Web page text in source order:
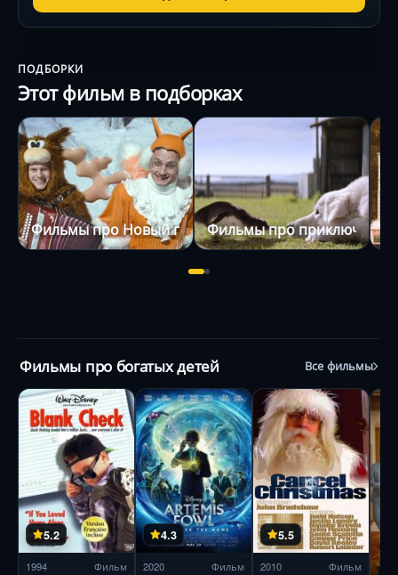
ПОДБОРКИ
Этот фильм в подборках
Фильмы про Новый год и РождествоФильмы про приключения
Фильмы про богатых детей Все фильмы
5.2
1994 Фильм
4.3
2020 Фильм
5.5
2010 Фильм